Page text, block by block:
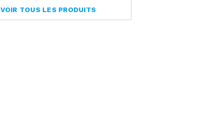
VOIR TOUS LES PRODUITS